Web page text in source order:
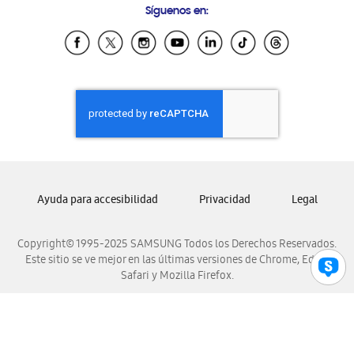
Samsung Ecuador
Samsung El Salvador
Samsung Honduras
Samsung Nicaragua
Samsung Panamá
Samsung Venezuela
Síguenos en:
Copyright© 1995-2025 SAMSUNG Todos los Derechos Reservados.
Este sitio se ve mejor en las últimas versiones de Chrome, Edge,
Safari y Mozilla Firefox.
Ayuda para accesibilidad Privacidad Legal